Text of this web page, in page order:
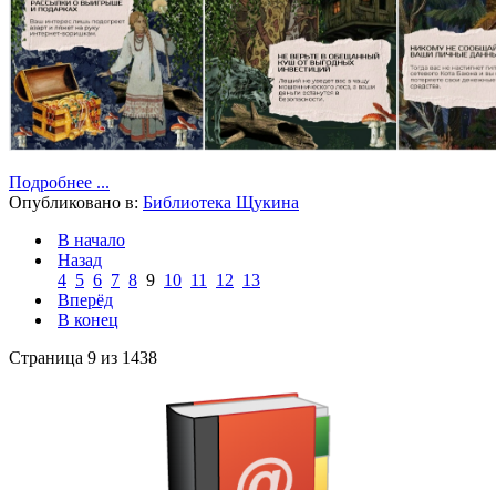
Подробнее ...
Опубликовано в: Библиотека Щукина
В начало
Назад
4 5 6 7 8 9 10 11 12 13
Вперёд
В конец
Страница 9 из 1438